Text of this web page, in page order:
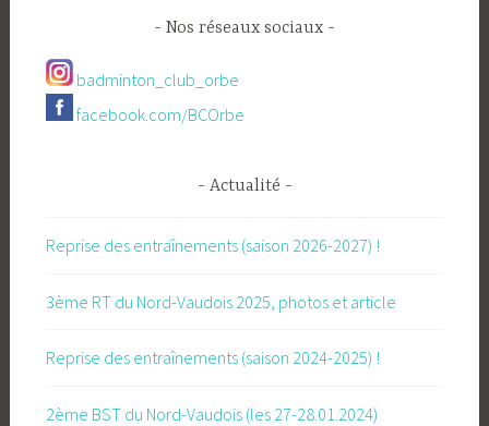
Nos réseaux sociaux
badminton_club_orbe
facebook.com/BCOrbe
Actualité
Reprise des entraînements (saison 2026-2027) !
3ème RT du Nord-Vaudois 2025, photos et article
Reprise des entraînements (saison 2024-2025) !
2ème BST du Nord-Vaudois (les 27-28.01.2024)